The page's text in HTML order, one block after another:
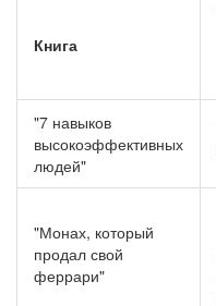
Книга
"7 навыков
высокоэффективных
людей"
"Монах, который
продал свой
феррари"